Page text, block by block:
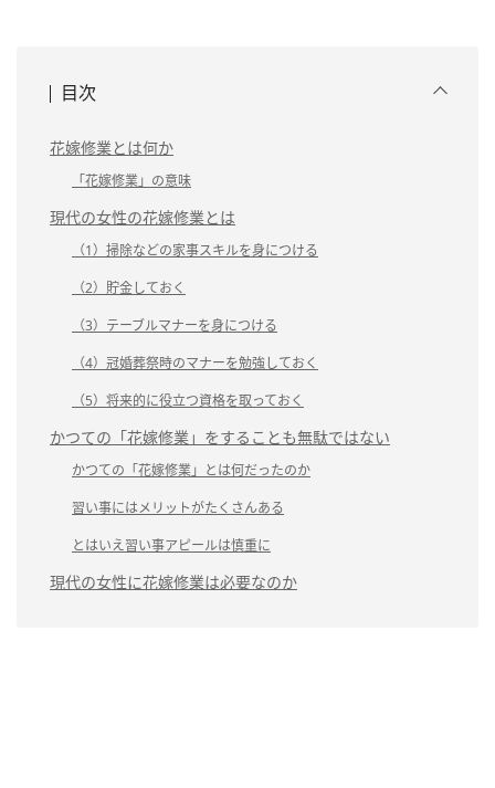
目次
花嫁修業とは何か
「花嫁修業」の意味
現代の女性の花嫁修業とは
（1）掃除などの家事スキルを身につける
（2）貯金しておく
（3）テーブルマナーを身につける
（4）冠婚葬祭時のマナーを勉強しておく
（5）将来的に役立つ資格を取っておく
かつての「花嫁修業」をすることも無駄ではない
かつての「花嫁修業」とは何だったのか
習い事にはメリットがたくさんある
とはいえ習い事アピールは慎重に
現代の女性に花嫁修業は必要なのか